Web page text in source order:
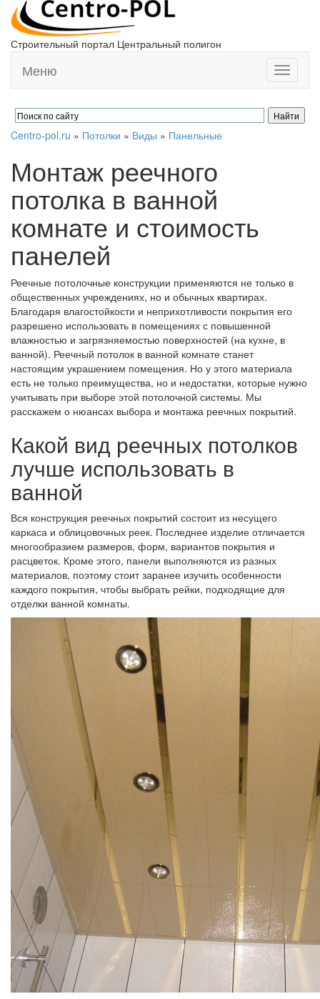
Строительный портал Центральный полигон
Toggle
Меню
Centro-pol.ru » Потолки » Виды » Панельные
Монтаж реечного
потолка в ванной
комнате и стоимость
панелей
Реечные потолочные конструкции применяются не только в
общественных учреждениях, но и обычных квартирах.
Благодаря влагостойкости и неприхотливости покрытия его
разрешено использовать в помещениях с повышенной
влажностью и загрязняемостью поверхностей (на кухне, в
ванной). Реечный потолок в ванной комнате станет
настоящим украшением помещения. Но у этого материала
есть не только преимущества, но и недостатки, которые нужно
учитывать при выборе этой потолочной системы. Мы
расскажем о нюансах выбора и монтажа реечных покрытий.
Какой вид реечных потолков
лучше использовать в
ванной
Вся конструкция реечных покрытий состоит из несущего
каркаса и облицовочных реек. Последнее изделие отличается
многообразием размеров, форм, вариантов покрытия и
расцветок. Кроме этого, панели выполняются из разных
материалов, поэтому стоит заранее изучить особенности
каждого покрытия, чтобы выбрать рейки, подходящие для
отделки ванной комнаты.